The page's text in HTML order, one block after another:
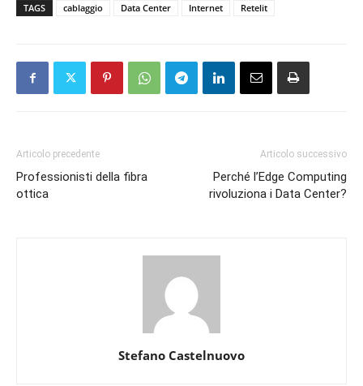
TAGS cablaggio Data Center Internet Retelit
Articolo precedente
Professionisti della fibra
ottica
Articolo successivo
Perché l’Edge Computing
rivoluziona i Data Center?
Stefano Castelnuovo